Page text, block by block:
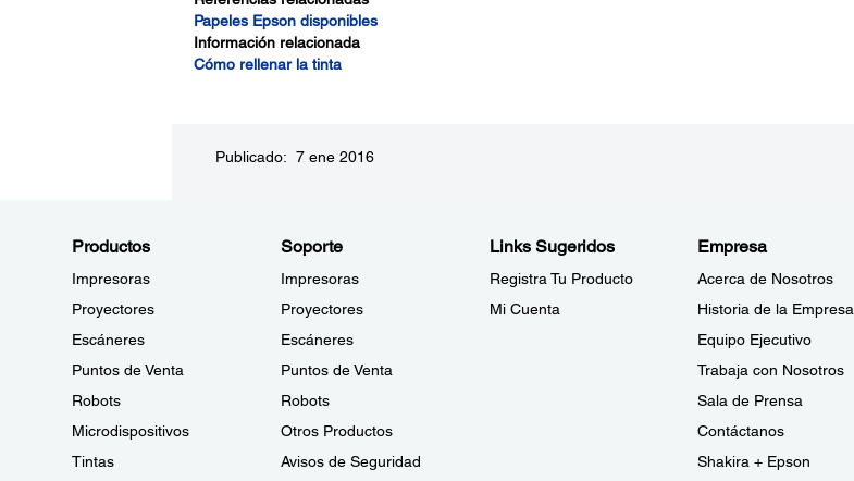
Papeles Epson disponibles
Información relacionada
Cómo rellenar la tinta
Publicado: 7 ene 2016
Productos
Impresoras
Proyectores
Escáneres
Puntos de Venta
Robots
Microdispositivos
Tintas
Soporte
Impresoras
Proyectores
Escáneres
Puntos de Venta
Robots
Otros Productos
Avisos de Seguridad
Links Sugeridos
Registra Tu Producto
Mi Cuenta
Empresa
Acerca de Nosotros
Historia de la Empresa
Equipo Ejecutivo
Trabaja con Nosotros
Sala de Prensa
Contáctanos
Shakira + Epson